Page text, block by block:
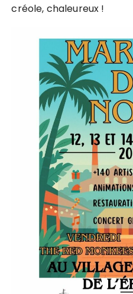
créole, chaleureux !